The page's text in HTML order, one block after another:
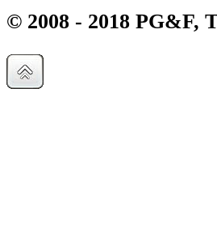
© 2008 - 2018 PG&F,